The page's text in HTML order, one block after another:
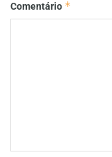
Comentário *